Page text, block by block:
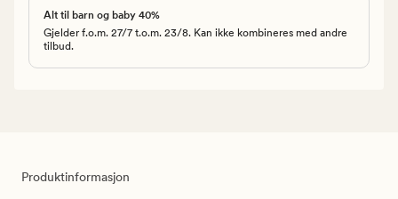
Alt til barn og baby 40%
Gjelder f.o.m. 27/7 t.o.m. 23/8. Kan ikke kombineres med andre
tilbud.
Produktinformasjon